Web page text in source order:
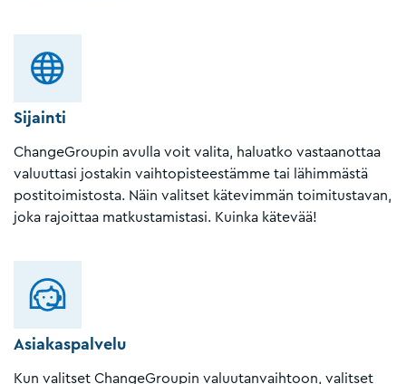
Sijainti
ChangeGroupin avulla voit valita, haluatko vastaanottaa
valuuttasi jostakin vaihtopisteestämme tai lähimmästä
postitoimistosta. Näin valitset kätevimmän toimitustavan,
joka rajoittaa matkustamistasi. Kuinka kätevää!
Asiakaspalvelu
Kun valitset ChangeGroupin valuutanvaihtoon, valitset